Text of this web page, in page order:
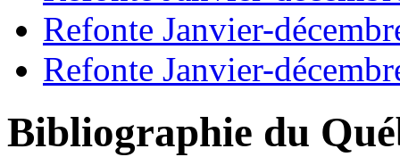
Refonte Janvier-
Refonte Janvier-
Bibliographie du